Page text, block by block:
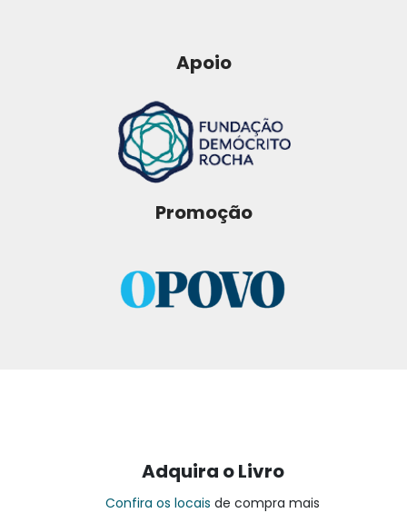
Apoio
Promoção
Adquira o Livro
Confira os locais de compra mais